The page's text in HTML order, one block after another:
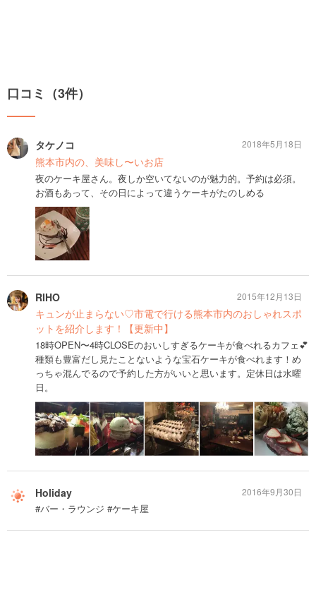
口コミ（3件）
タケノコ
熊本市内の、美味し〜いお店
夜のケーキ屋さん。夜しか空いてないのが魅力的。予約は必須。
お酒もあって、その日によって違うケーキがたのしめる
2018年5月18日
RIHO
キュンが止まらない♡市電で行ける熊本市内のおしゃれスポ
ットを紹介します！【更新中】
18時OPEN〜4時CLOSEのおいしすぎるケーキが食べれるカフェ💕
種類も豊富だし見たことないような宝石ケーキが食べれます！め
っちゃ混んでるので予約した方がいいと思います。定休日は水曜
日。
2015年12月13日
Holiday
#バー・ラウンジ #ケーキ屋
2016年9月30日